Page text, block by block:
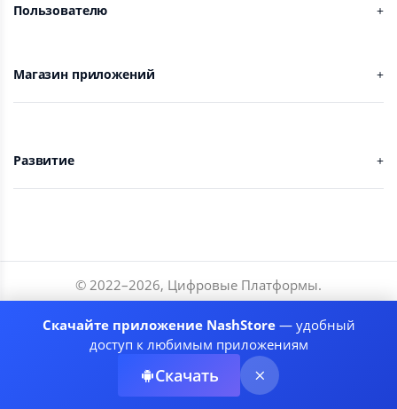
Пользователю
Магазин приложений
Развитие
© 2022–2026, Цифровые Платформы.
Разработчики
Соглашение
Рекомендательные системы
Скачайте приложение NashStore— удобный
доступ к любимым приложениям
Скачать